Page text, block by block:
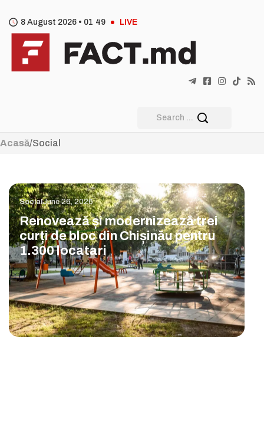
8 August 2026 • 01 49 LIVE
Acasă/Social
SocialJune 26, 2026
Renovează și modernizează trei
curți de bloc din Chișinău pentru
1.300 locatari